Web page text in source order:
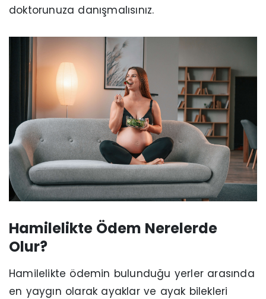
doktorunuza danışmalısınız.
Hamilelikte Ödem Nerelerde
Olur?
Hamilelikte ödemin bulunduğu yerler arasında
en yaygın olarak ayaklar ve ayak bilekleri